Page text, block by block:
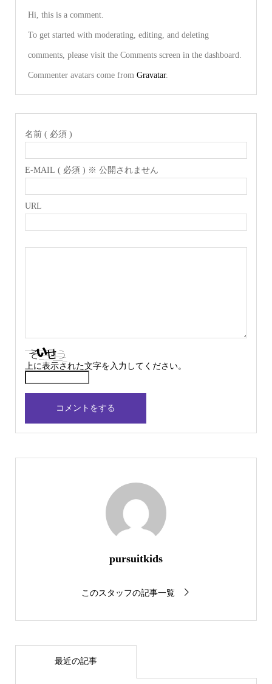
Hi, this is a comment.
To get started with moderating, editing, and deleting
comments, please visit the Comments screen in the dashboard.
Commenter avatars come from Gravatar.
名前 ( 必須 )
E-MAIL ( 必須 ) ※ 公開されません
URL
上に表示された文字を入力してください。
pursuitkids
このスタッフの記事一覧
最近の記事